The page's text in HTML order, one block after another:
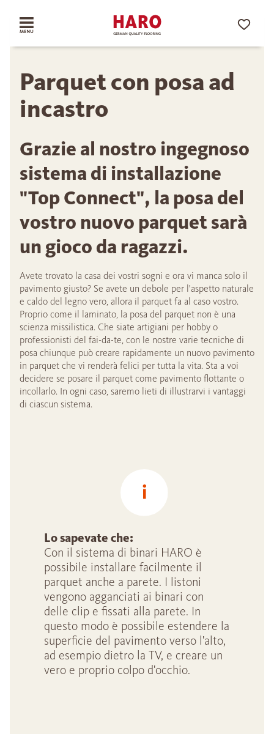
Parquet con posa ad
incastro
Grazie al nostro ingegnoso
sistema di installazione
"Top Connect", la posa del
vostro nuovo parquet sarà
un gioco da ragazzi.
Avete trovato la casa dei vostri sogni e ora vi manca solo il
pavimento giusto? Se avete un debole per l'aspetto naturale
e caldo del legno vero, allora il parquet fa al caso vostro.
Proprio come il laminato, la posa del parquet non è una
scienza missilistica. Che siate artigiani per hobby o
professionisti del fai-da-te, con le nostre varie tecniche di
posa chiunque può creare rapidamente un nuovo pavimento
in parquet che vi renderà felici per tutta la vita. Sta a voi
decidere se posare il parquet come pavimento flottante o
incollarlo. In ogni caso, saremo lieti di illustrarvi i vantaggi
di ciascun sistema.
Lo sapevate che:
Con il sistema di binari HARO è
possibile installare facilmente il
parquet anche a parete. I listoni
vengono agganciati ai binari con
delle clip e fissati alla parete. In
questo modo è possibile estendere la
superficie del pavimento verso l'alto,
ad esempio dietro la TV, e creare un
vero e proprio colpo d'occhio.